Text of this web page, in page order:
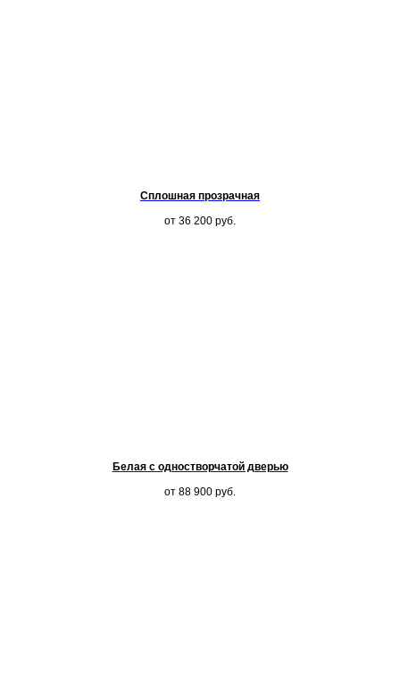
Сплошная прозрачная
от 36 200 руб.
Белая с одностворчатой дверью
от 88 900 руб.